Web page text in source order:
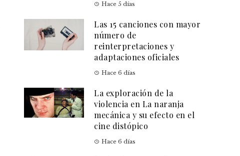
Hace 5 días
Las 15 canciones con mayor
número de
reinterpretaciones y
adaptaciones oficiales
Hace 6 días
La exploración de la
violencia en La naranja
mecánica y su efecto en el
cine distópico
Hace 6 días